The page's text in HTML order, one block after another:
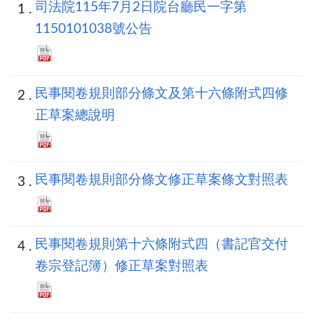
司法院115年7月2日院台廳民一字第
1150101038號公告
民事閱卷規則部分條文及第十六條附式四修
正草案總說明
民事閱卷規則部分條文修正草案條文對照表
民事閱卷規則第十六條附式四（書記官交付
卷宗登記簿）修正草案對照表